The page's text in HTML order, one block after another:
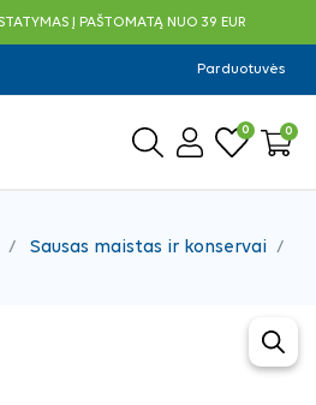
Į PAŠTOMATĄ NUO 39 EUR
Parduotuvės
0 0
Sausas maistas ir konservai